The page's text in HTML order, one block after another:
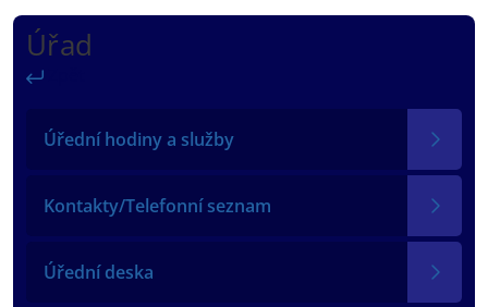
Úřad
Úřední hodiny a služby
Kontakty/Telefonní seznam
Úřední deska